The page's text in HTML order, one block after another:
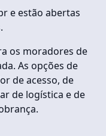
e estão abertas
os moradores de
As opções de
de acesso, de
de logística e de